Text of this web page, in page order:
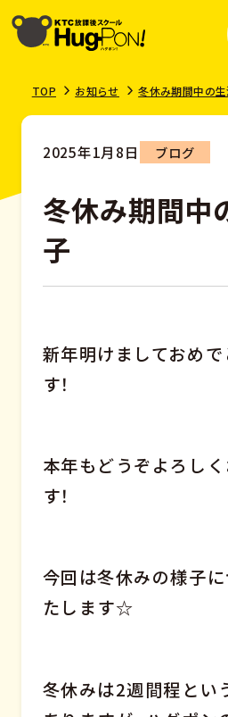
TOP お知らせ 冬休み期間中の
2025年1月8日 ブログ
冬休み期間中
子
新年明けましておめ
す！
本年もどうぞよろし
す！
今回は冬休みの様子
たします☆
冬休みは2週間程とい